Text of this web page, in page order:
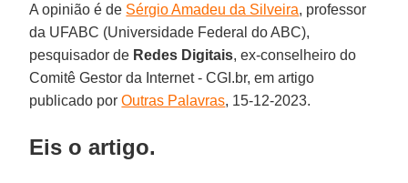
A opinião é de Sérgio Amadeu da Silveira, professor
da UFABC (Universidade Federal do ABC),
pesquisador de Redes Digitais, ex-conselheiro do
Comitê Gestor da Internet - CGI.br, em artigo
publicado porOutras Palavras, 15-12-2023.
Eis o artigo.